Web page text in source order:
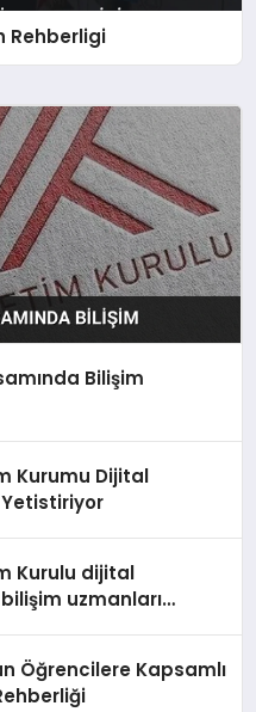
Rehberligi
Bilişim
Kurumu Dijital
Kurulu dijital
uzmanları
Öğrencilere Kapsamlı